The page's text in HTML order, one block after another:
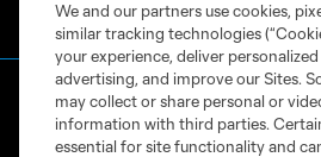
We and our partners use cookies,
similar tracking technologies
your experience, deliver
advertising, and improve our Sites.
may collect or share personal or
information with third parties.
essential for site functionality and